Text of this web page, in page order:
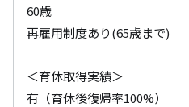
60歳
再雇用制度あり(65歳まで)
＜育休取得実績＞
有（育休後復帰率100%）